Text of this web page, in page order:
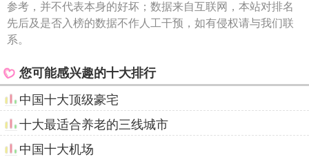
参考，并不代表本身的好坏；数据来自互联网，本站对排名
先后及是否入榜的数据不作人工干预，如有侵权请与我们联
系。
您可能感兴趣的十大排行
中国十大顶级豪宅
十大最适合养老的三线城市
中国十大机场